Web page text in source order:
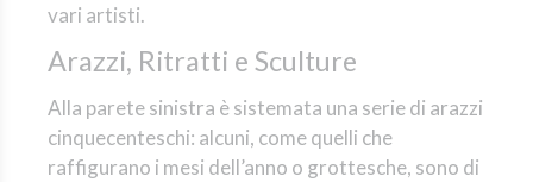
vari artisti.
Arazzi, Ritratti e Sculture
Alla parete sinistra è sistemata una serie di arazzi
cinquecenteschi: alcuni, come quelli che
raffigurano i mesi dell’anno o grottesche, sono di